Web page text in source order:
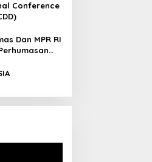
Conference
Dan MPR RI